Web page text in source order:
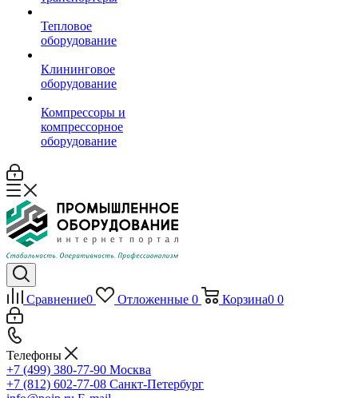
Тепловое
оборудование
Клининговое
оборудование
Компрессоры и
компрессорное
оборудование
Сравнение0 Отложенные 0 Корзина0 0
Телефоны
+7 (499) 380-77-90 Москва
+7 (812) 602-77-08 Санкт-Петербург